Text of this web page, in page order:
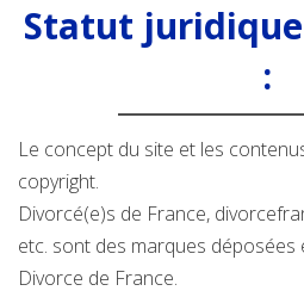
Statut
:
Le concept du site et les
copyright.
Divorcé(e)s de France,
etc. sont des marques déposées
Divorce de France.